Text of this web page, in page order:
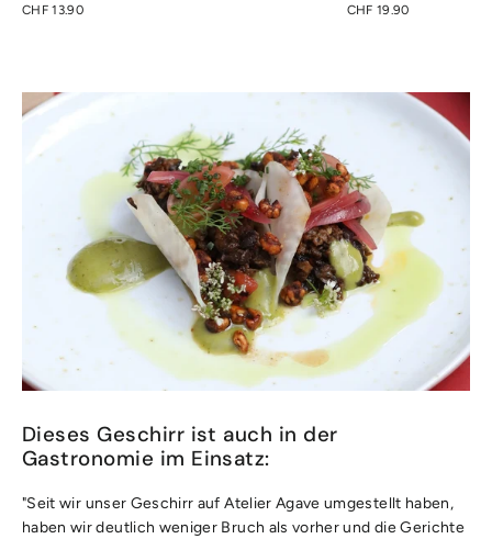
CHF 13.90 CHF 19.90
Dieses Geschirr ist auch in der
Gastronomie im Einsatz:
"Seit wir unser Geschirr auf Atelier Agave umgestellt haben,
haben wir deutlich weniger Bruch als vorher und die Gerichte